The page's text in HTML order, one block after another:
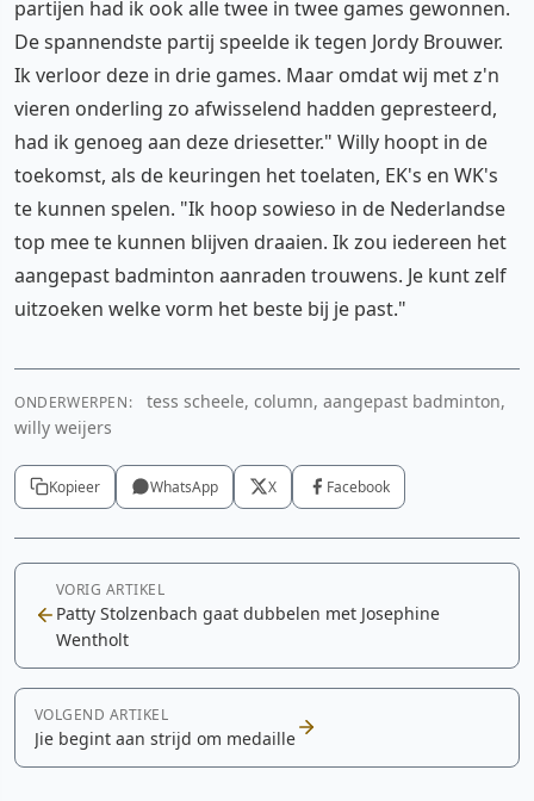
partijen had ik ook alle twee in twee games gewonnen.
De spannendste partij speelde ik tegen Jordy Brouwer.
Ik verloor deze in drie games. Maar omdat wij met z'n
vieren onderling zo afwisselend hadden gepresteerd,
had ik genoeg aan deze driesetter." Willy hoopt in de
toekomst, als de keuringen het toelaten, EK's en WK's
te kunnen spelen. "Ik hoop sowieso in de Nederlandse
top mee te kunnen blijven draaien. Ik zou iedereen het
aangepast badminton aanraden trouwens. Je kunt zelf
uitzoeken welke vorm het beste bij je past."
ONDERWERPEN:
tess scheele, column, aangepast badminton,
willy weijers
Kopieer WhatsApp X Facebook
VORIG ARTIKEL
Patty Stolzenbach gaat dubbelen met Josephine
Wentholt
VOLGEND ARTIKEL
Jie begint aan strijd om medaille